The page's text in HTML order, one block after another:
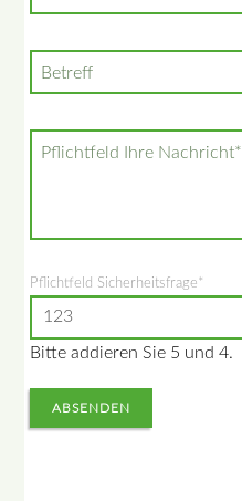
Betreff
Pflichtfeld Ihre Nachricht*
Pflichtfeld Sicherheitsfrage*
Bitte addieren Sie 5 und 4.
ABSENDEN